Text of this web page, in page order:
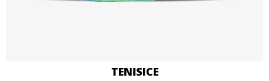
TENISICE